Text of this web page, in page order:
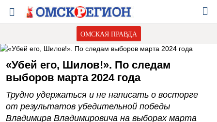
ОМСКАЯ ПРАВДА
«Убей его, Шилов!». По следам
выборов марта 2024 года
Трудно удержаться и не написать о восторге
от результатов убедительной победы
Владимира Владимировича на выборах марта